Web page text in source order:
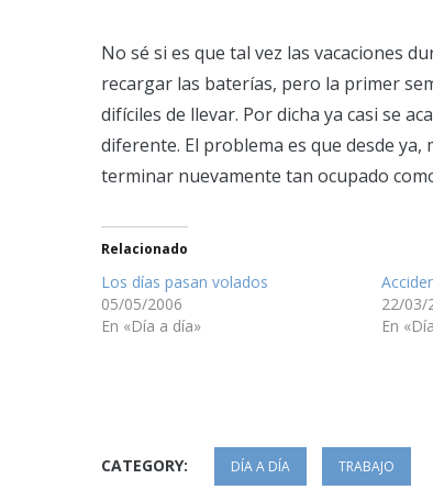
No sé si es que tal vez las vacaciones
recargar las baterías, pero la primer
difíciles de llevar. Por dicha ya casi se
diferente. El problema es que desde
terminar nuevamente tan ocupado
Relacionado
Los días pasan volados
05/05/2006
En «Día a día»
22/03/
En
CATEGORY: DÍA A DÍA TRABAJO